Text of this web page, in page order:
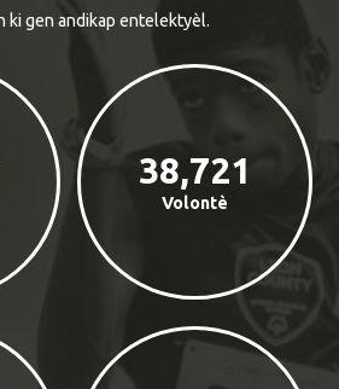
ki gen andikap entelektyèl.
Volontè
38,721